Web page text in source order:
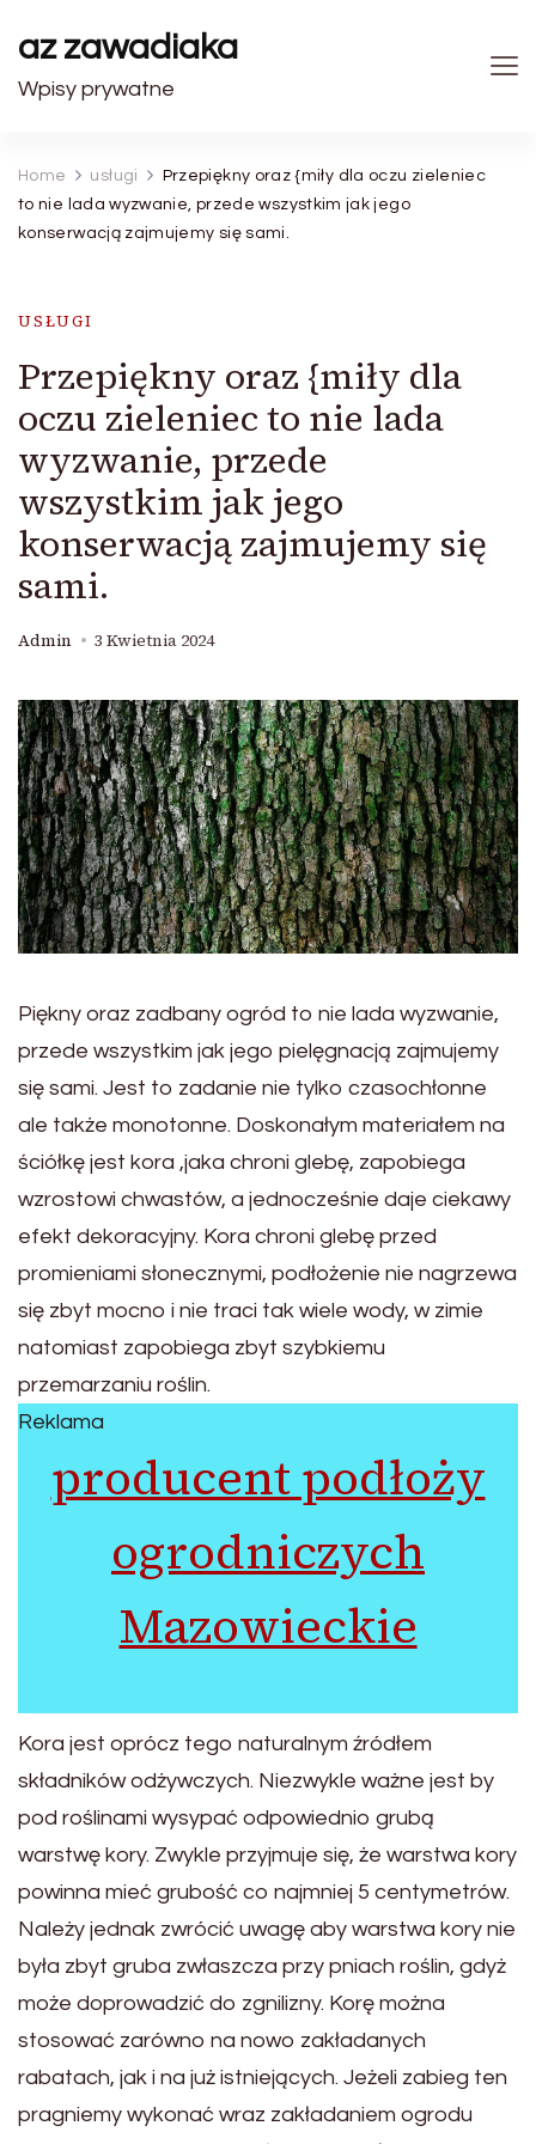
az zawadiaka
Wpisy prywatne
Home usługi
Przepiękny oraz {miły dla oczu zieleniec
to nie lada wyzwanie, przede wszystkim jak jego
konserwacją zajmujemy się sami.
USŁUGI
Przepiękny oraz {miły dla
oczu zieleniec to nie lada
wyzwanie, przede
wszystkim jak jego
konserwacją zajmujemy się
sami.
Admin 3 Kwietnia 2024
Piękny oraz zadbany ogród to nie lada wyzwanie,
przede wszystkim jak jego pielęgnacją zajmujemy
się sami. Jest to zadanie nie tylko czasochłonne
ale także monotonne. Doskonałym materiałem na
ściółkę jest kora ,jaka chroni glebę, zapobiega
wzrostowi chwastów, a jednocześnie daje ciekawy
efekt dekoracyjny. Kora chroni glebę przed
promieniami słonecznymi, podłożenie nie nagrzewa
się zbyt mocno i nie traci tak wiele wody, w zimie
natomiast zapobiega zbyt szybkiemu
przemarzaniu roślin.
Reklama
producent podłoży
ogrodniczych
Mazowieckie
Kora jest oprócz tego naturalnym źródłem
składników odżywczych. Niezwykle ważne jest by
pod roślinami wysypać odpowiednio grubą
warstwę kory. Zwykle przyjmuje się, że warstwa kory
powinna mieć grubość co najmniej 5 centymetrów.
Należy jednak zwrócić uwagę aby warstwa kory nie
była zbyt gruba zwłaszcza przy pniach roślin, gdyż
może doprowadzić do zgnilizny. Korę można
stosować zarówno na nowo zakładanych
rabatach, jak i na już istniejących. Jeżeli zabieg ten
pragniemy wykonać wraz zakładaniem ogrodu